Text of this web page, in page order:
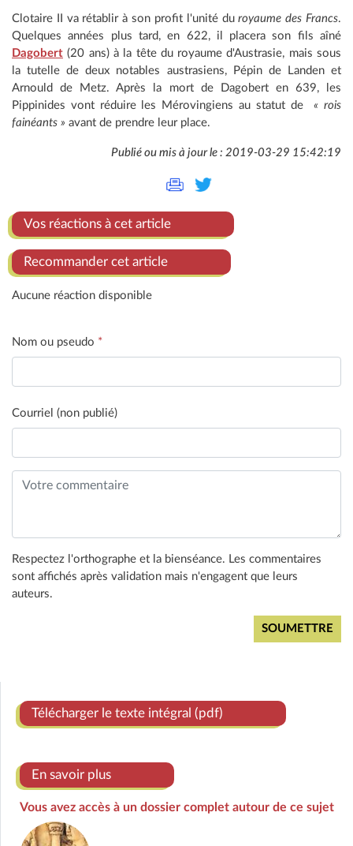
Clotaire II va rétablir à son profit l'unité duroyaume des Francs.
Quelques années plus tard, en 622, il placera son fils aîné
Dagobert (20 ans) à la tête du royaume d'Austrasie, mais sous
la tutelle de deux notables austrasiens, Pépin de Landen et
Arnould de Metz. Après la mort de Dagobert en 639, les
Pippinides vont réduire les Mérovingiens au statut de« rois
fainéants » avant de prendre leur place.
Publié ou mis à jour le : 2019-03-29 15:42:19
Vos réactions à cet article
Recommander cet article
Aucune réaction disponible
Nom ou pseudo *
Courriel (non publié)
Respectez l'orthographe et la bienséance. Les commentaires
sont affichés après validation mais n'engagent que leurs
auteurs.
Télécharger le texte intégral (pdf)
En savoir plus
Vous avez accès à un dossier complet autour de ce sujet